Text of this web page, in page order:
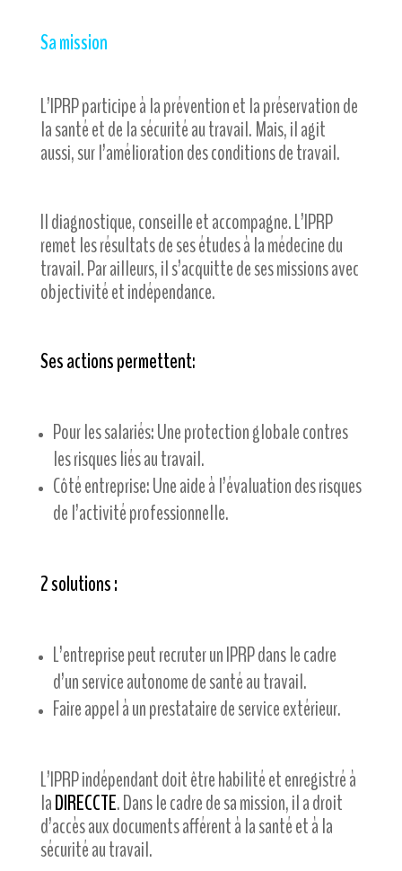
Sa mission
L’IPRP participe à la prévention et la préservation de
la santé et de la sécurité au travail. Mais, il agit
aussi, sur l’amélioration des conditions de travail.
Il diagnostique, conseille et accompagne. L’IPRP
remet les résultats de ses études à la médecine du
travail. Par ailleurs, il s’acquitte de ses missions avec
objectivité et indépendance.
Ses actions permettent:
Pour les salariés: Une protection globale contres
les risques liés au travail.
Côté entreprise: Une aide à l’évaluation des risques
de l’activité professionnelle.
2 solutions :
L’entreprise peut recruter un IPRP dans le cadre
d’un service autonome de santé au travail.
Faire appel à un prestataire de service extérieur.
L’IPRP indépendant doit être habilité et enregistré à
laDIRECCTE. Dans le cadre de sa mission, il a droit
d’accès aux documents afférent à la santé et à la
sécurité au travail.